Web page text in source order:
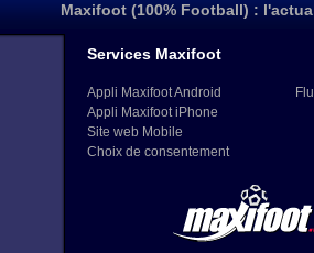
Maxifoot (100% Football) :
Services Maxifoot
Appli Maxifoot Android
Appli Maxifoot iPhone
Site web Mobile
Choix de consentement